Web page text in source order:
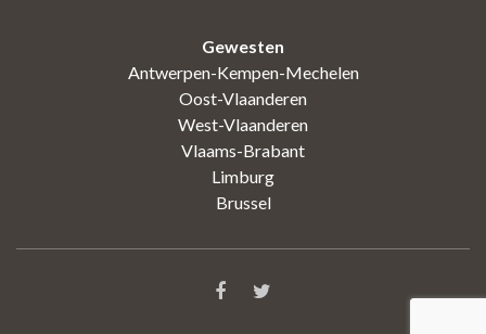
Gewesten
Antwerpen-Kempen-Mechelen
Oost-Vlaanderen
West-Vlaanderen
Vlaams-Brabant
Limburg
Brussel